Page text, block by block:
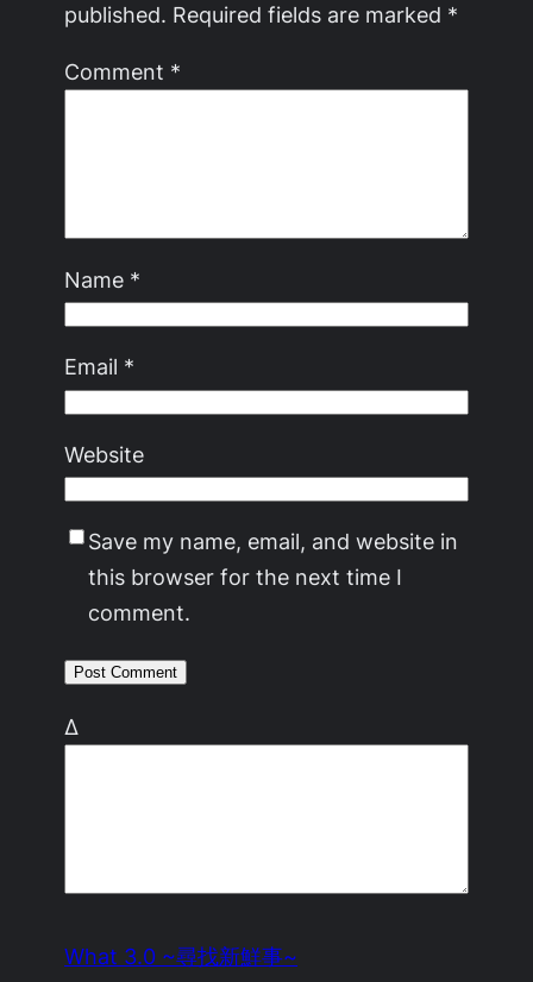
published. Required fields are marked *
Comment *
Name *
Email *
Website
Save my name, email, and website in
this browser for the next time I
comment.
Δ
What 3.0 ~尋找新鮮事~